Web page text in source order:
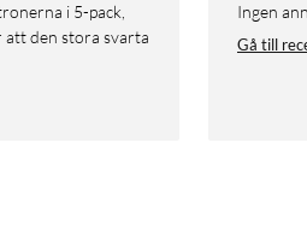
att den stora svarta
Ingen
Gå till